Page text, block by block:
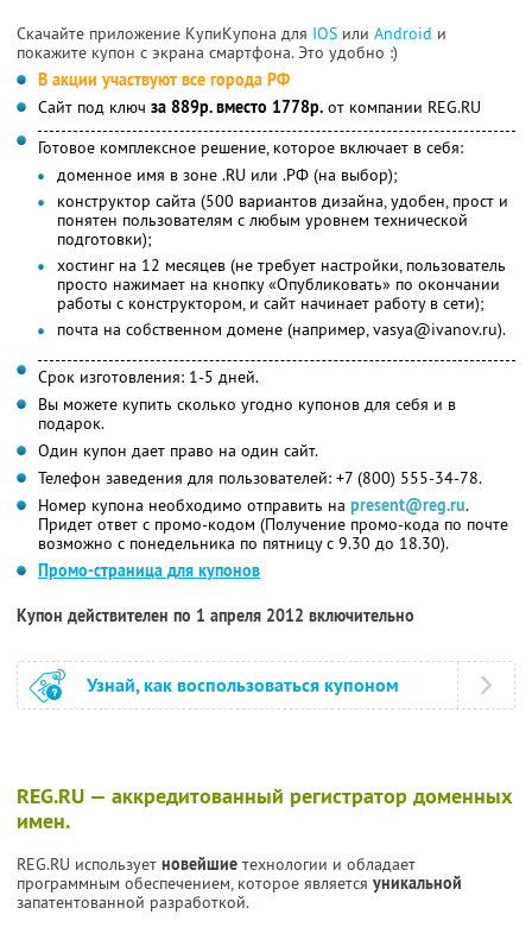
Скачайте приложение КупиКупона для IOS или Android и
покажите купон с экрана смартфона. Это удобно :)
В акции участвуют все города РФ
Сайт под ключ за 889р. вместо 1778р. от компании REG.RU
Готовое комплексное решение, которое включает в себя:
доменное имя в зоне .RU или .РФ (на выбор);
конструктор сайта (500 вариантов дизайна, удобен, прост и
понятен пользователям с любым уровнем технической
подготовки);
хостинг на 12 месяцев (не требует настройки, пользователь
просто нажимает на кнопку «Опубликовать» по окончании
работы с конструктором, и сайт начинает работу в сети);
почта на собственном домене (например, vasya@ivanov.ru).
Срок изготовления: 1-5 дней.
Вы можете купить сколько угодно купонов для себя и в
подарок.
Один купон дает право на один сайт.
Телефон заведения для пользователей: +7 (800) 555-34-78.
Номер купона необходимо отправить на present@reg.ru.
Придет ответ с промо-кодом (Получение промо-кода по почте
возможно с понедельника по пятницу с 9.30 до 18.30).
Промо-страница для купонов
Купон действителен по 1 апреля 2012 включительно
Узнай, как воспользоваться купоном
REG.RU — аккредитованный регистратор доменных
имен.
REG.RU использует новейшие технологии и обладает
программным обеспечением, которое является уникальной
запатентованной разработкой.